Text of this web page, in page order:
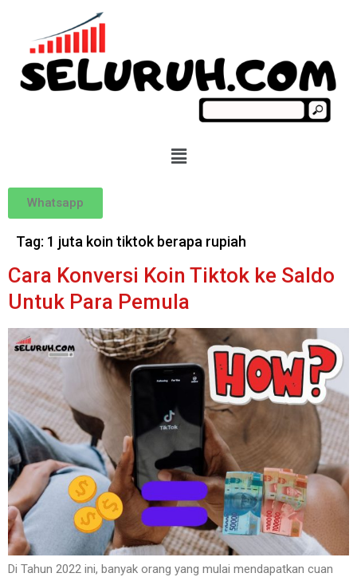
Whatsapp
Tag: 1 juta koin tiktok berapa rupiah
Cara Konversi Koin Tiktok ke Saldo
Untuk Para Pemula
Di Tahun 2022 ini, banyak orang yang mulai mendapatkan cuan